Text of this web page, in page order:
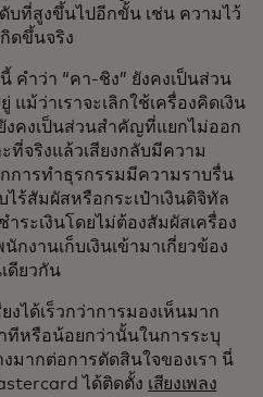
บที่สูงขึ้นไปอีกขั้น เช่น ความไว้
ดขึ้นจริง
คำว่า “คา-ชิง” ยังคงเป็นส่วน
ม้ว่าเราจะเลิกใช้เครื่องคิดเงิน
งคงเป็นส่วนสำคัญที่แยกไม่ออก
ที่จริงแล้วเสียงกลับมีความ
การทำธุรกรรมมีความราบรื่น
ร้สัมผัสหรือกระเป๋าเงินดิจิทัล
ระเงินโดยไม่ต้องสัมผัสเครื่อง
งานเก็บเงินเข้ามาเกี่ยวข้อง
ดียวกัน
งได้เร็วกว่าการมองเห็นมาก
ทีหรือน้อยกว่านั้นในการระบุ
มากต่อการตัดสินใจของเรา นี่
ได้ติดตั้ง เสียงเพลง